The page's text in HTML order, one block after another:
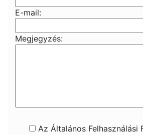
E-mail:
Megjegyzés:
Az Általános Felhasználási